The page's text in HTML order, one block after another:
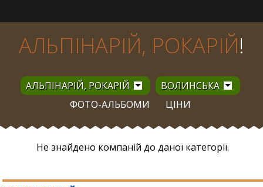
АЛЬПІНАРІЙ, РОКАРІЙ!
АЛЬПІНАРІЙ, РОКАРІЙ
ВОЛИНСЬКА
ФОТО-АЛЬБОМИ
ЦІНИ
Не знайдено компаній до даної категорії.